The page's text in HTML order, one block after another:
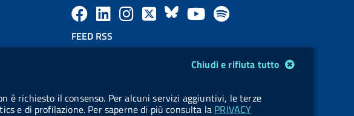
Chiudi e rifiuta tutto
è richiesto il consenso. Per alcuni servizi aggiuntivi, le terze
e di profilazione. Per saperne di più consulta la PRIVACY
F
a
b
L
e l
X
B
s
Y
u
u
l
b
l
FEED RSS
e
Gestione cookie